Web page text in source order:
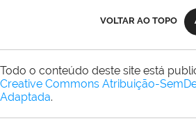
VOLTAR AO TOPO
Todo o conteúdo deste site está
Creative Commons Atribuição-
Adaptada.